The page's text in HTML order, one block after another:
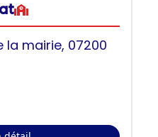
la mairie, 07200